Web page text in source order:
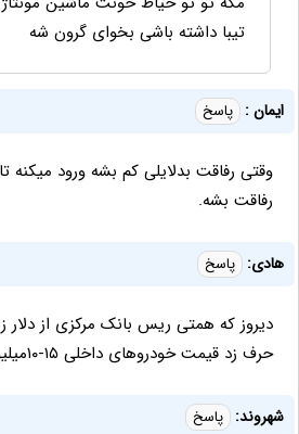
تیبا داشته باشی بخوای گرون شه
ایمان : پاسخ
وقتی رفاقت بدلایلی کم بشه ورود میکنه
رفاقت بشه.
هادی: پاسخ
حرف زد قیمت خودروهای داخلی ۱۵-۱۰میلیون افت کرده
شهروند: پاسخ